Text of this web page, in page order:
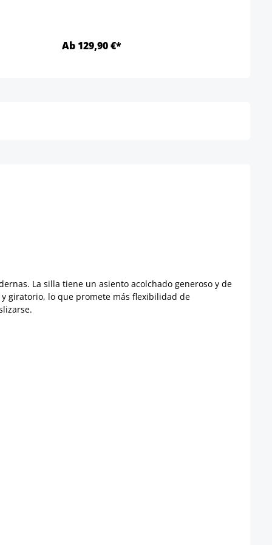
Ab 129,90 €*
La silla tiene un asiento acolchado generoso y de
giratorio, lo que promete más flexibilidad de